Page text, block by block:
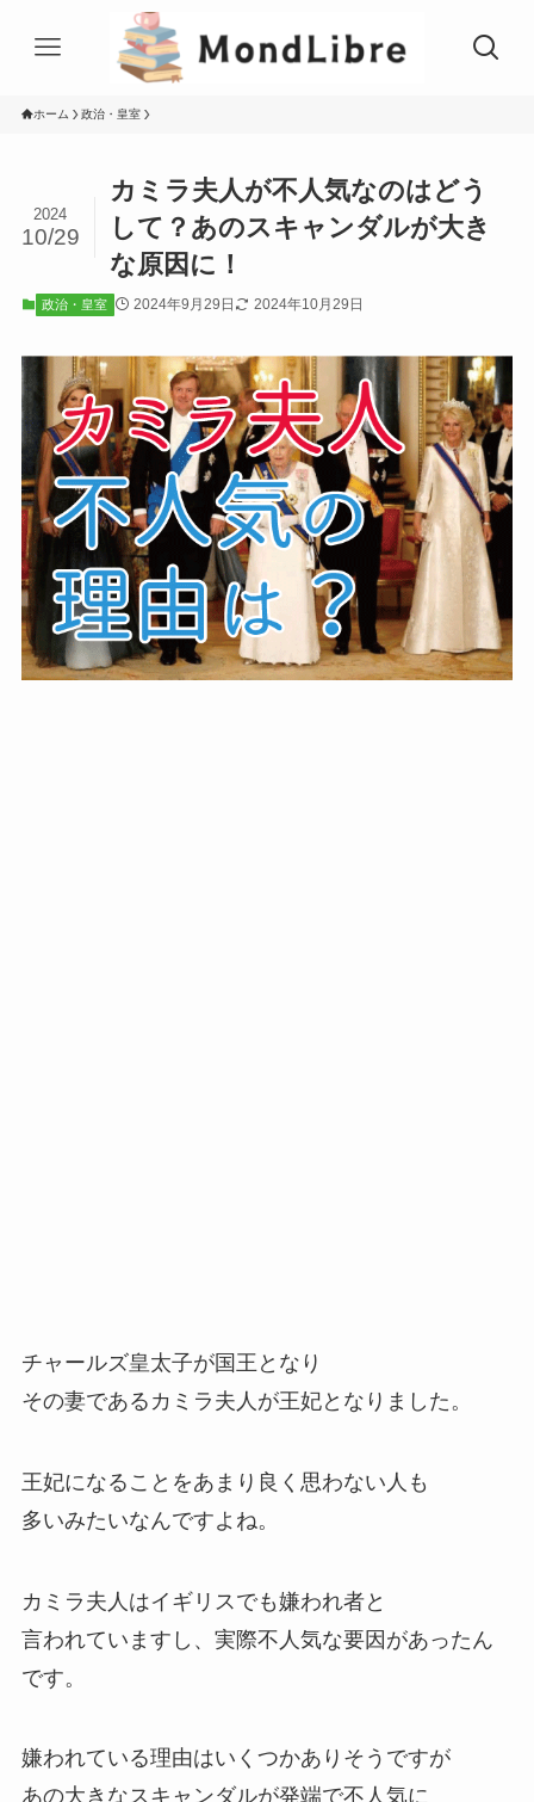
ホーム 政治・皇室
カミラ夫人が不人気なのはどう
して？あのスキャンダルが大き
な原因に！
2024
10/29
政治・皇室 2024年9月29日 2024年10月29日
チャールズ皇太子が国王となり
その妻であるカミラ夫人が王妃となりました。
王妃になることをあまり良く思わない人も
多いみたいなんですよね。
カミラ夫人はイギリスでも嫌われ者と
言われていますし、実際不人気な要因があったん
です。
嫌われている理由はいくつかありそうですが
あの大きなスキャンダルが発端で不人気に